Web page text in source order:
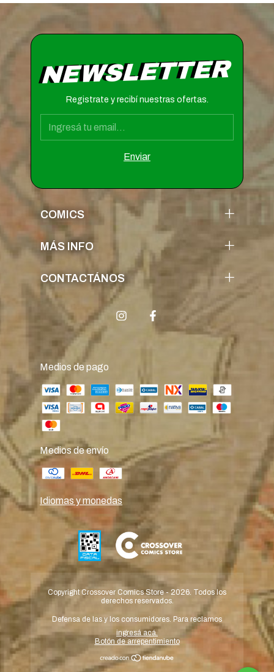
NEWSLETTER
Registrate y recibí nuestras ofertas.
COMICS
MÁS INFO
CONTACTÁNOS
Medios de pago
Medios de envío
Idiomas y monedas
Copyright Crossover Comics Store - 2026. Todos los
derechos reservados.
Defensa de las y los consumidores. Para reclamos
ingresá acá.
Botón de arrepentimiento